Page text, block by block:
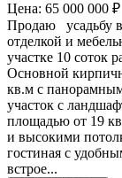
Цена: 65 000 000 ₽
Продаю усадьбу
отделкой и
участке 10 соток
Основной
кв.м с
участок с
площадью от 19
и высокими
гостиная с
встрое...